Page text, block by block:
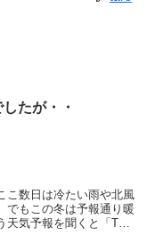
たが・・
こ数日は冷たい雨や北風
でもこの冬は予報通り暖
気予報を聞くと「Tシ